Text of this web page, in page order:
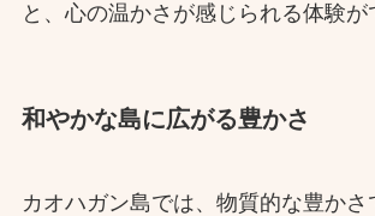
と、心の温かさが感じられる体験が
和やかな島に広がる豊かさ
カオハガン島では、物質的な豊かさ